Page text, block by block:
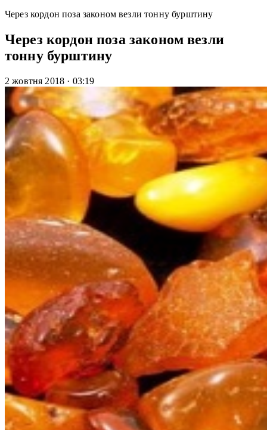
Через кордон поза законом везли тонну бурштину
Через кордон поза законом везли
тонну бурштину
2 жовтня 2018 · 03:19